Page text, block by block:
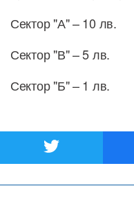
Сектор "А" – 10 лв.
Сектор "В" – 5 лв.
Сектор "Б" – 1 лв.